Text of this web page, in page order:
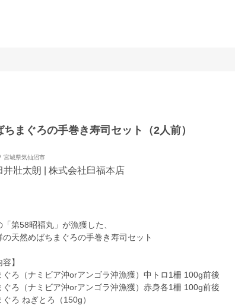
ちまぐろの手巻き寿司セット（2人前）
宮城県気仙沼市
井壯太朗 | 株式会社臼福本店
第58昭福丸」が漁獲した、
の天然めばちまぐろの手巻き寿司セット
】
ぐろ（ナミビア沖orアンゴラ沖漁獲）中トロ1柵 100g前後
ぐろ（ナミビア沖orアンゴラ沖漁獲）赤身各1柵 100g前後
ぐろ ねぎとろ（150g）